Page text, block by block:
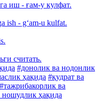
иш - ғам-у кулфат.
ish - g‘am-u kulfat.
считать.
#донолик ва нодонлик
ҳақида #қудрат ва
#тажрибакорлик ва
ҳақида